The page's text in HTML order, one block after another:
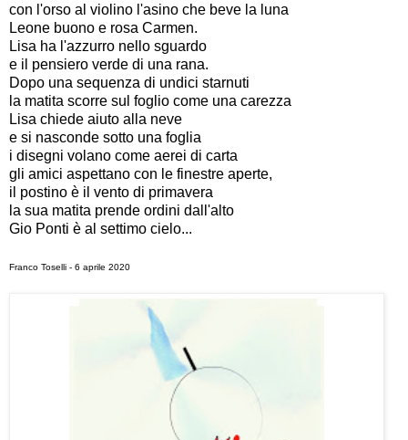
con l'orso al violino l'asino che beve la luna
Leone buono e rosa Carmen.
Lisa ha l'azzurro nello sguardo
e il pensiero verde di una rana.
Dopo una sequenza di undici starnuti
la matita scorre sul foglio come una carezza
Lisa chiede aiuto alla neve
e si nasconde sotto una foglia
i disegni volano come aerei di carta
gli amici aspettano con le finestre aperte,
il postino è il vento di primavera
la sua matita prende ordini dall'alto
Gio Ponti è al settimo cielo...
Franco Toselli - 6 aprile 2020